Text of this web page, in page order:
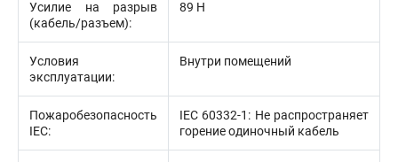
Усилие на разрыв
(кабель/разъем):
89 Н
Условия
эксплуатации:
Внутри помещений
Пожаробезопасность
IEC:
IEC 60332-1: Не распространяет
горение одиночный кабель